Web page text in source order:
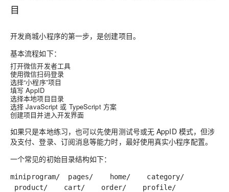
目
开发商城小程序的第一步，是创建项目。
基本流程如下：
打开微信开发者工具
使用微信扫码登录
选择“小程序”项目
填写AppID
选择本地项目目录
选择 JavaScript 或 TypeScript 方案
创建项目并进入开发界面
如果只是本地练习，也可以先使用测试号或无AppID模式，但涉
及支付、登录、订阅消息等能力时，最好使用真实小程序配置。
一个常见的初始目录结构如下：
miniprogram/ pages/ home/ category/
product/cart/order/profile/